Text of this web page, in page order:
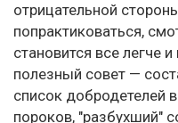
отрицательной
попрактиковаться,
становится все легче
полезный совет —
список добродетелей
пороков, "разбухший"